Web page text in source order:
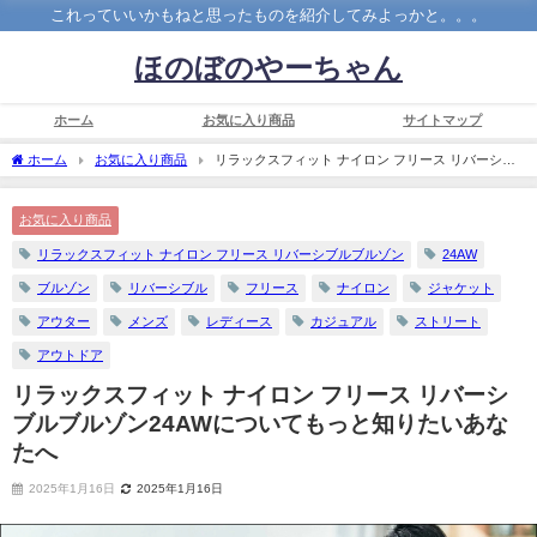
これっていいかもねと思ったものを紹介してみよっかと。。。
ほのぼのやーちゃん
ホーム お気に入り商品 サイトマップ
ホーム お気に入り商品
リラックスフィット ナイロン フリース リバーシブ
ルブルゾン24AWについてもっと知りたいあなたへ
お気に入り商品
リラックスフィット ナイロン フリース リバーシブルブルゾン 24AW
ブルゾン リバーシブル フリース ナイロン ジャケット
アウター メンズ レディース カジュアル ストリート
アウトドア
リラックスフィット ナイロン フリース リバーシ
ブルブルゾン24AWについてもっと知りたいあな
たへ
2025年1月16日 2025年1月16日